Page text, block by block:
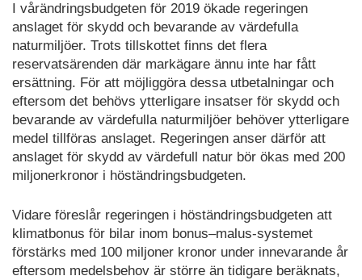
I vårändringsbudgeten för 2019 ökade regeringen
anslaget för skydd och bevarande av värdefulla
naturmiljöer. Trots tillskottet finns det flera
reservatsärenden där markägare ännu inte har fått
ersättning. För att möjliggöra dessa utbetalningar och
eftersom det behövs ytterligare insatser för skydd och
bevarande av värdefulla naturmiljöer behöver ytterligare
medel tillföras anslaget. Regeringen anser därför att
anslaget för skydd av värdefull natur bör ökas med 200
miljonerkronor i höständringsbudgeten.
Vidare föreslår regeringen i höständringsbudgeten att
klimatbonus för bilar inom bonus–malus-systemet
förstärks med 100 miljoner kronor under innevarande år
eftersom medelsbehov är större än tidigare beräknats,